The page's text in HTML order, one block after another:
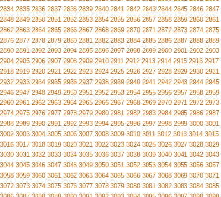
2834 2835 2836 2837 2838 2839 2840 2841 2842 2843 2844 2845 2846 2847
2848 2849 2850 2851 2852 2853 2854 2855 2856 2857 2858 2859 2860 2861
2862 2863 2864 2865 2866 2867 2868 2869 2870 2871 2872 2873 2874 2875
2876 2877 2878 2879 2880 2881 2882 2883 2884 2885 2886 2887 2888 2889
2890 2891 2892 2893 2894 2895 2896 2897 2898 2899 2900 2901 2902 2903
2904 2905 2906 2907 2908 2909 2910 2911 2912 2913 2914 2915 2916 2917
2918 2919 2920 2921 2922 2923 2924 2925 2926 2927 2928 2929 2930 2931
2932 2933 2934 2935 2936 2937 2938 2939 2940 2941 2942 2943 2944 2945
2946 2947 2948 2949 2950 2951 2952 2953 2954 2955 2956 2957 2958 2959
2960 2961 2962 2963 2964 2965 2966 2967 2968 2969 2970 2971 2972 2973
2974 2975 2976 2977 2978 2979 2980 2981 2982 2983 2984 2985 2986 2987
2988 2989 2990 2991 2992 2993 2994 2995 2996 2997 2998 2999 3000 3001
3002 3003 3004 3005 3006 3007 3008 3009 3010 3011 3012 3013 3014 3015
3016 3017 3018 3019 3020 3021 3022 3023 3024 3025 3026 3027 3028 3029
3030 3031 3032 3033 3034 3035 3036 3037 3038 3039 3040 3041 3042 3043
3044 3045 3046 3047 3048 3049 3050 3051 3052 3053 3054 3055 3056 3057
3058 3059 3060 3061 3062 3063 3064 3065 3066 3067 3068 3069 3070 3071
3072 3073 3074 3075 3076 3077 3078 3079 3080 3081 3082 3083 3084 3085